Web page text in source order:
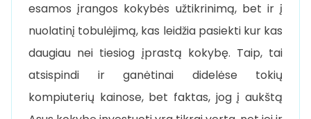
esamos įrangos kokybės užtikrinimą, bet ir į
nuolatinį tobulėjimą, kas leidžia pasiekti kur kas
daugiau nei tiesiog įprastą kokybę. Taip, tai
atsispindi ir ganėtinai didelėse tokių
kompiuterių kainose, bet faktas, jog į aukštą